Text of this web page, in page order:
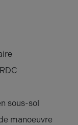
sous-sol
manoeuvre